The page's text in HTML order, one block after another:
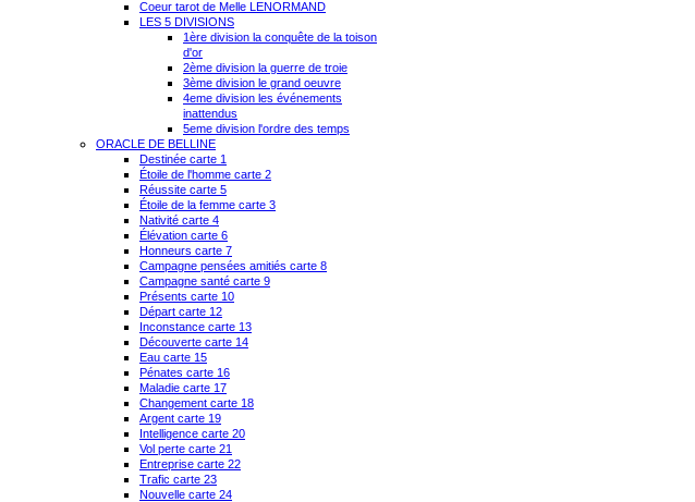
Coeur tarot de Melle LENORMAND
LES 5 DIVISIONS
1ère division la conquête de la toison
d'or
2ème division la guerre de troie
3ème division le grand oeuvre
4eme division les événements
inattendus
5eme division l'ordre des temps
ORACLE DE BELLINE
Destinée carte 1
Étoile de l'homme carte 2
Réussite carte 5
Étoile de la femme carte 3
Nativité carte 4
Élévation carte 6
Honneurs carte 7
Campagne pensées amitiés carte 8
Campagne santé carte 9
Présents carte 10
Départ carte 12
Inconstance carte 13
Découverte carte 14
Eau carte 15
Pénates carte 16
Maladie carte 17
Changement carte 18
Argent carte 19
Intelligence carte 20
Vol perte carte 21
Entreprise carte 22
Trafic carte 23
Nouvelle carte 24